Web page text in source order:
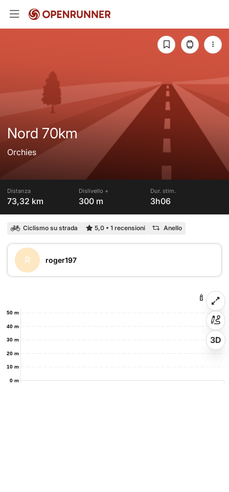
Nord 70km
Orchies
Distanza
73,32 km
Dislivello +
300 m
Dur. stim.
3h06
Ciclismo su strada 5,0 • 1 recensioni Anello
R roger197
0 m
10 m
20 m
30 m
40 m
50 m
3D